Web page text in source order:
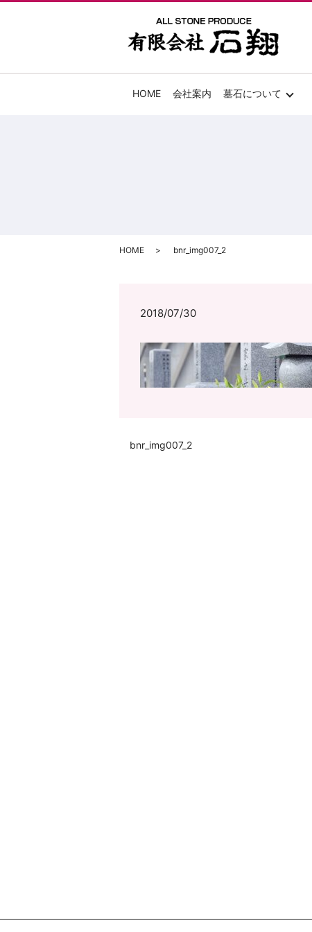
HOME 会社案内 墓石について
HOME bnr_img007_2
2018/07/30
bnr_img007_2